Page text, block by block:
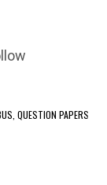
QUESTION PAPERS